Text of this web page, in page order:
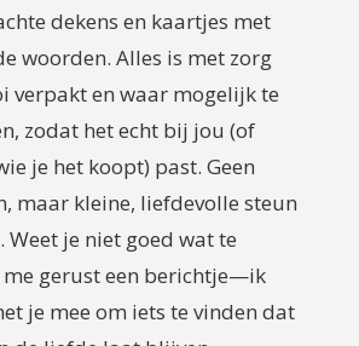
dekens en kaartjes met
woorden. Alles is met zorg
verpakt en waar mogelijk te
zodat het echt bij jou (of
je het koopt) past. Geen
maar kleine, liefdevolle steun
Weet je niet goed wat te
me gerust een berichtje—ik
je mee om iets te vinden dat